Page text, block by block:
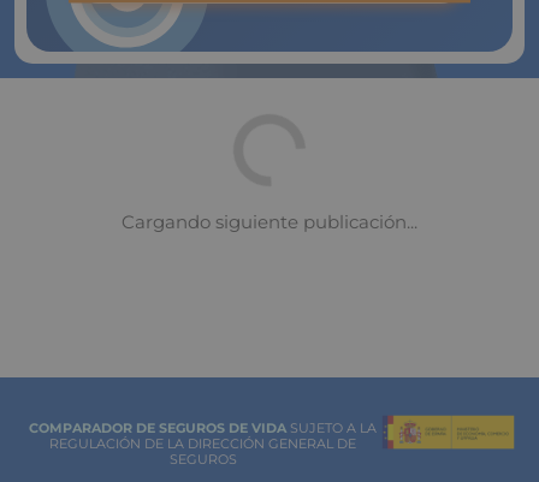
COMPARADOR DE SEGUROS DE VIDA SUJETO A LA
REGULACIÓN DE LA DIRECCIÓN GENERAL DE
SEGUROS